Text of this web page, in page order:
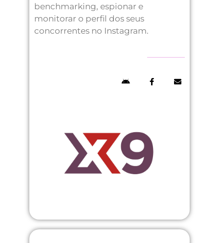
benchmarking, espionar e
monitorar o perfil dos seus
concorrentes no Instagram.